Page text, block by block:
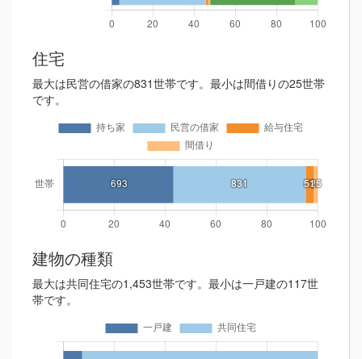
住宅
最大は民営の借家の831世帯です。最小は間借りの25世帯
です。
建物の種類
最大は共同住宅の1,453世帯です。最小は一戸建の117世
帯です。